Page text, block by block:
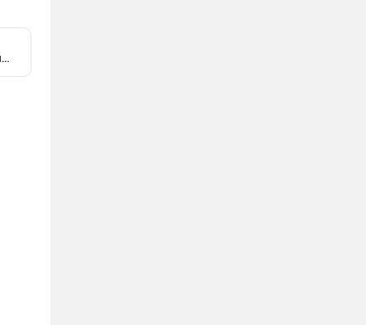
Архитектурно-строительные работы под ключ: цены от компании PrivateHouse